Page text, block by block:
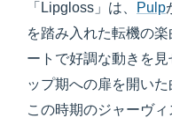
「Lipgloss」は、 Pulp
を踏み入れた転機の
ートで好調な動きを
ップ期への扉を開いた
この時期のジャーヴ